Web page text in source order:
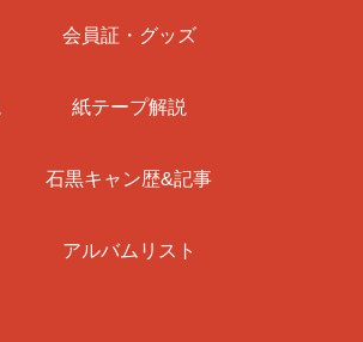
会員証・グッズ
紙テープ解説
石黒キャン歴&記事
アルバムリスト